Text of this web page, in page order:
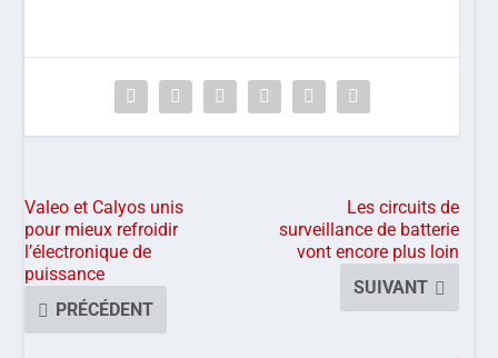
Valeo et Calyos unis
pour mieux refroidir
l’électronique de
puissance
PRÉCÉDENT
Les circuits de
surveillance de batterie
vont encore plus loin
SUIVANT